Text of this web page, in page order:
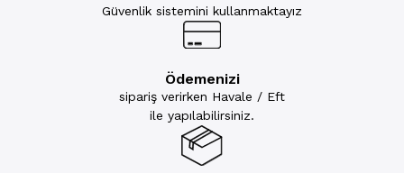
Güvenlik sistemini kullanmaktayız
Ödemenizi
sipariş verirken Havale / Eft
ile yapılabilirsiniz.